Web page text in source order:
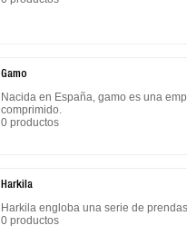
Gamo
Nacida en España, gamo es una
comprimido.
0 productos
Harkila
Harkila engloba una serie de
0 productos